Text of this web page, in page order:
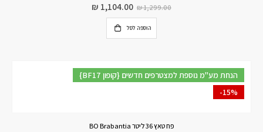
₪1,299.00
₪ 1,104.00
הוספה לסל
{BF17 קופון} הנחת מע"מ נוספת למצטרפים חדשים
-15%
פח טאץ 36 ליטר BO Brabantia